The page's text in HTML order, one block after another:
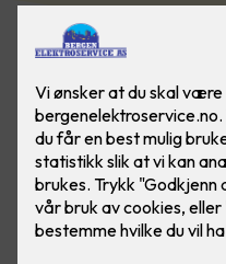
Beregn pris for
mindre